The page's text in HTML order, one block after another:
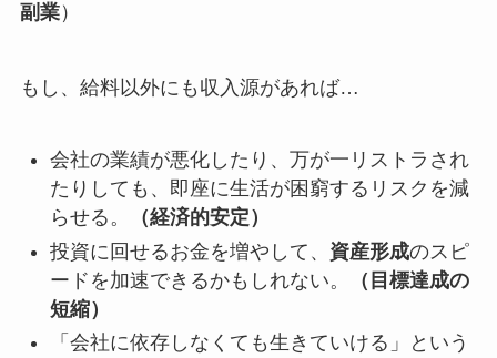
副業）
もし、給料以外にも収入源があれば…
会社の業績が悪化したり、万が一リストラされ
たりしても、即座に生活が困窮するリスクを減
らせる。
（経済的安定）
投資に回せるお金を増やして、 資産形成のスピ
ードを加速できるかもしれない。
（目標達成の
短縮）
「会社に依存しなくても生きていける」という